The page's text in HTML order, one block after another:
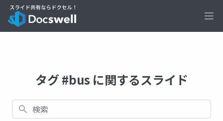
タグ #bus に関するスライド
検索